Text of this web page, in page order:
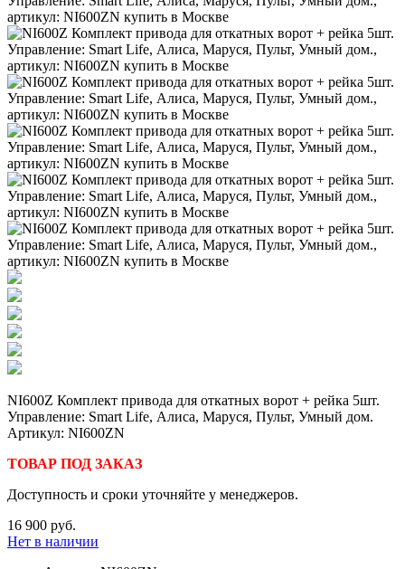
NI600Z Комплект привода для откатных ворот + рейка 5шт.
Управление: Smart Life, Алиса, Маруся, Пульт, Умный дом.
Артикул: NI600ZN
ТОВАР ПОД ЗАКАЗ
Доступность и сроки уточняйте у менеджеров.
16 900 руб.
Нет в наличии